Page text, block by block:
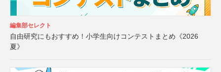
編集部セレクト
自由研究にもおすすめ！小学生向けコンテストまとめ《2026
夏》